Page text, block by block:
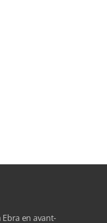
Ebra en avant-